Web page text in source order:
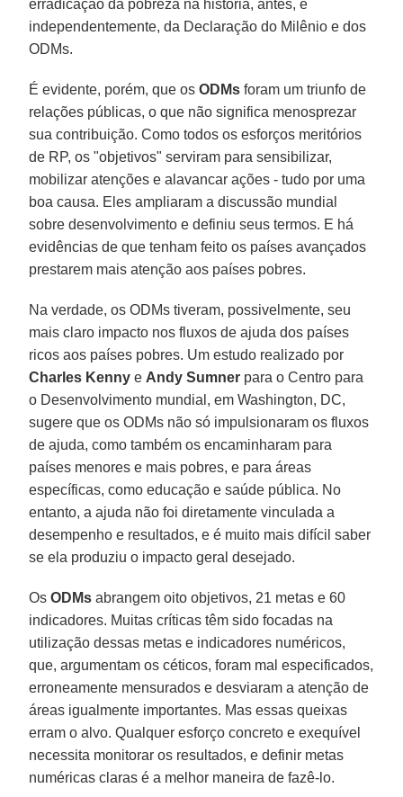
erradicação da pobreza na história, antes, e
independentemente, da Declaração do Milênio e dos
ODMs.
É evidente, porém, que osODMsforam um triunfo de
relações públicas, o que não significa menosprezar
sua contribuição. Como todos os esforços meritórios
de RP, os "objetivos" serviram para sensibilizar,
mobilizar atenções e alavancar ações - tudo por uma
boa causa. Eles ampliaram a discussão mundial
sobre desenvolvimento e definiu seus termos. E há
evidências de que tenham feito os países avançados
prestarem mais atenção aos países pobres.
Na verdade, os ODMs tiveram, possivelmente, seu
mais claro impacto nos fluxos de ajuda dos países
ricos aos países pobres. Um estudo realizado por
Charles Kenny e Andy Sumner para o Centro para
o Desenvolvimento mundial, em Washington, DC,
sugere que os ODMs não só impulsionaram os fluxos
de ajuda, como também os encaminharam para
países menores e mais pobres, e para áreas
específicas, como educação e saúde pública. No
entanto, a ajuda não foi diretamente vinculada a
desempenho e resultados, e é muito mais difícil saber
se ela produziu o impacto geral desejado.
OsODMsabrangem oito objetivos, 21 metas e 60
indicadores. Muitas críticas têm sido focadas na
utilização dessas metas e indicadores numéricos,
que, argumentam os céticos, foram mal especificados,
erroneamente mensurados e desviaram a atenção de
áreas igualmente importantes. Mas essas queixas
erram o alvo. Qualquer esforço concreto e exequível
necessita monitorar os resultados, e definir metas
numéricas claras é a melhor maneira de fazê-lo.